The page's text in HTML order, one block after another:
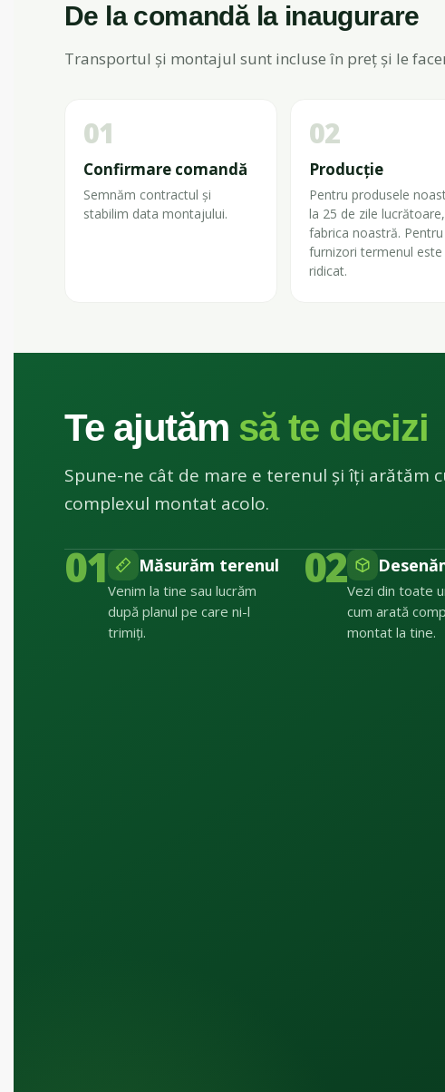
De la comandă la inaugurare
Transportul și montajul sunt incluse în preț și le
01
Confirmare comandă
Semnăm contractul și
stabilim data montajului.
02
Producție
Pentru produsele
la 25 de zile
fabrica noastră.
furnizori termenul este
ridicat.
Te ajutăm să te decizi
Spune-ne cât de mare e terenul și îți arătăm
complexul montat acolo.
01 Măsurăm terenul
Venim la tine sau lucrăm
după planul pe care ni-l
trimiți.
02Vezi din toate
cum arată
montat la tine.